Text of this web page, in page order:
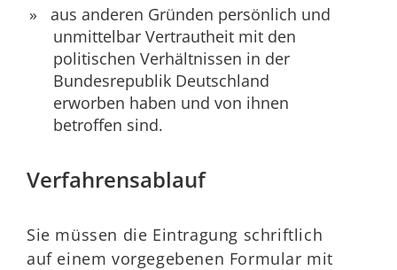
aus anderen Gründen persönlich und
unmittelbar Vertrautheit mit den
politischen Verhältnissen in der
Bundesrepublik Deutschland
erworben haben und von ihnen
betroffen sind.
Verfahrensablauf
Sie müssen die Eintragung schriftlich
auf einem vorgegebenen Formular mit